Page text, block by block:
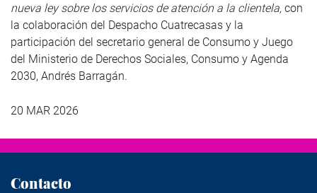
nueva ley sobre los servicios de atención a la clientela, con
la colaboración del Despacho Cuatrecasas y la
participación del secretario general de Consumo y Juego
del Ministerio de Derechos Sociales, Consumo y Agenda
2030, Andrés Barragán.
20 MAR 2026
Contacto